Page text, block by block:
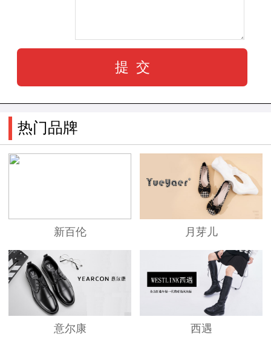
露友工业园
露友职工公寓
多年来，露友体育通过对接全国男女排联
赛、全国U17全国乒乓球联赛、CBA篮球联赛、中
日女排对抗赛等多项顶级赛事，为企业及企业文
吉克斯坦奥委会建立战略合作伙伴关系，从而抢
占奥运先机，为露友“决胜08”奥运营销做了精彩
的铺垫。
公司成立初；一直追求“以人为本，完美品
热门品牌
新百伦 月芽儿
意尔康 西遇